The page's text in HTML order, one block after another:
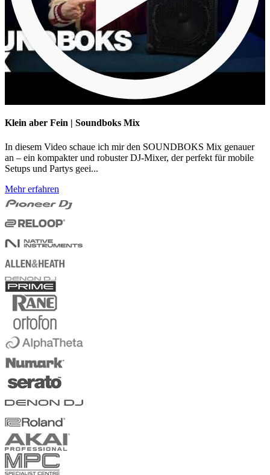
Klein aber Fein | Soundboks Mix
In diesem Video schaue ich mir den SOUNDBOKS Mix genauer
an – ein kompakter und robuster DJ-Mixer, der perfekt für mobile
Setups und Partys geei...
Mehr erfahren